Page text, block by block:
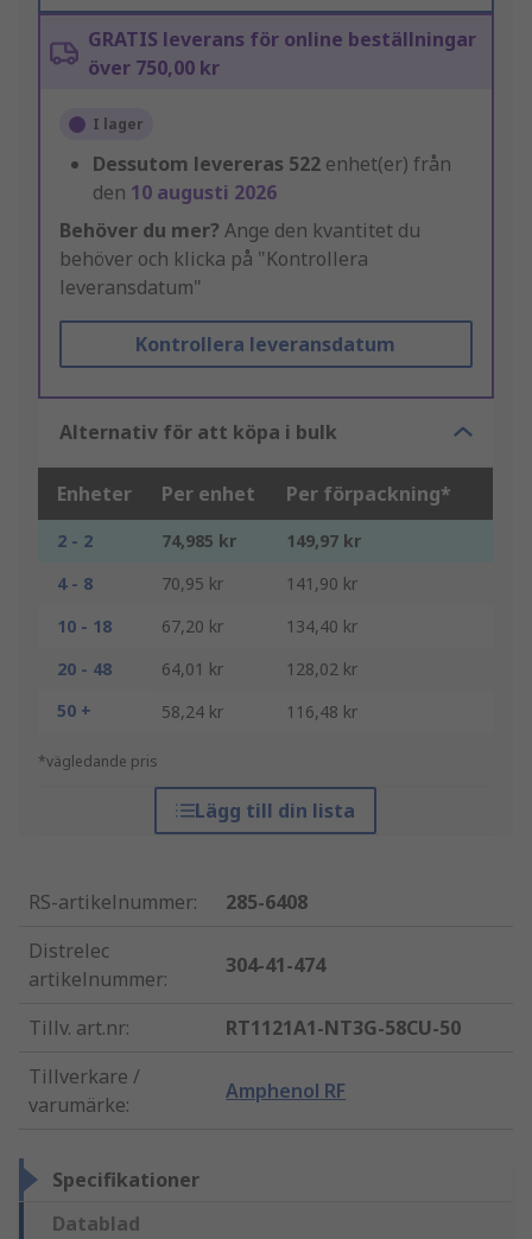
GRATIS leverans för online beställningar
över 750,00 kr
I lager
Dessutom levereras 522 enhet(er) från
den 10 augusti 2026
Behöver du mer? Ange den kvantitet du
behöver och klicka på "Kontrollera
leveransdatum"
Kontrollera leveransdatum
Alternativ för att köpa i bulk
Enheter Per enhet Per förpackning*
2 - 2 74,985 kr
149,97 kr
4 - 8
70,95 kr
141,90 kr
10 - 18
67,20 kr
134,40 kr
20 - 48
64,01 kr
128,02 kr
50 +
58,24 kr 116,48 kr
*vägledande pris
Lägg till din lista
RS-artikelnummer:
285-6408
Distrelec
artikelnummer:
304-41-474
Tillv. art.nr:
RT1121A1-NT3G-58CU-50
Tillverkare /
varumärke:
Amphenol RF
Specifikationer
Datablad